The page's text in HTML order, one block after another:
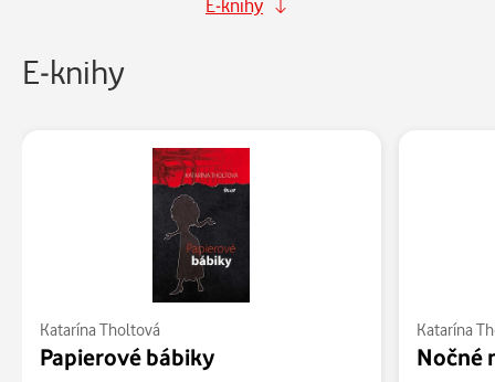
E-knihy
E-knihy
Katarína Tholtová
Papierové bábiky
Katarína
Nočné